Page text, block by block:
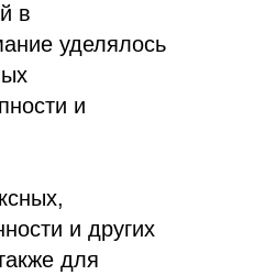
в
уделялось
и
и других
для